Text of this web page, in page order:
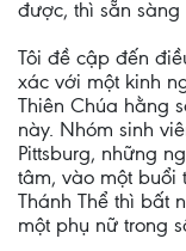
được, thì sẵn sàng
Tôi đề cập đến
xác với một kinh
Thiên Chúa hằng
này. Nhóm sinh
Pittsburg, những
tâm, vào một buổi
Thánh Thể thì bất
một phụ nữ trong